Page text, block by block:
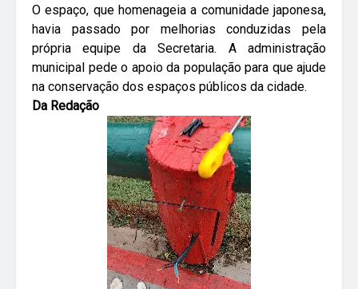
O espaço, que homenageia a comunidade japonesa,
havia passado por melhorias conduzidas pela
própria equipe da Secretaria. A administração
municipal pede o apoio da população para que ajude
na conservação dos espaços públicos da cidade.
Da Redação